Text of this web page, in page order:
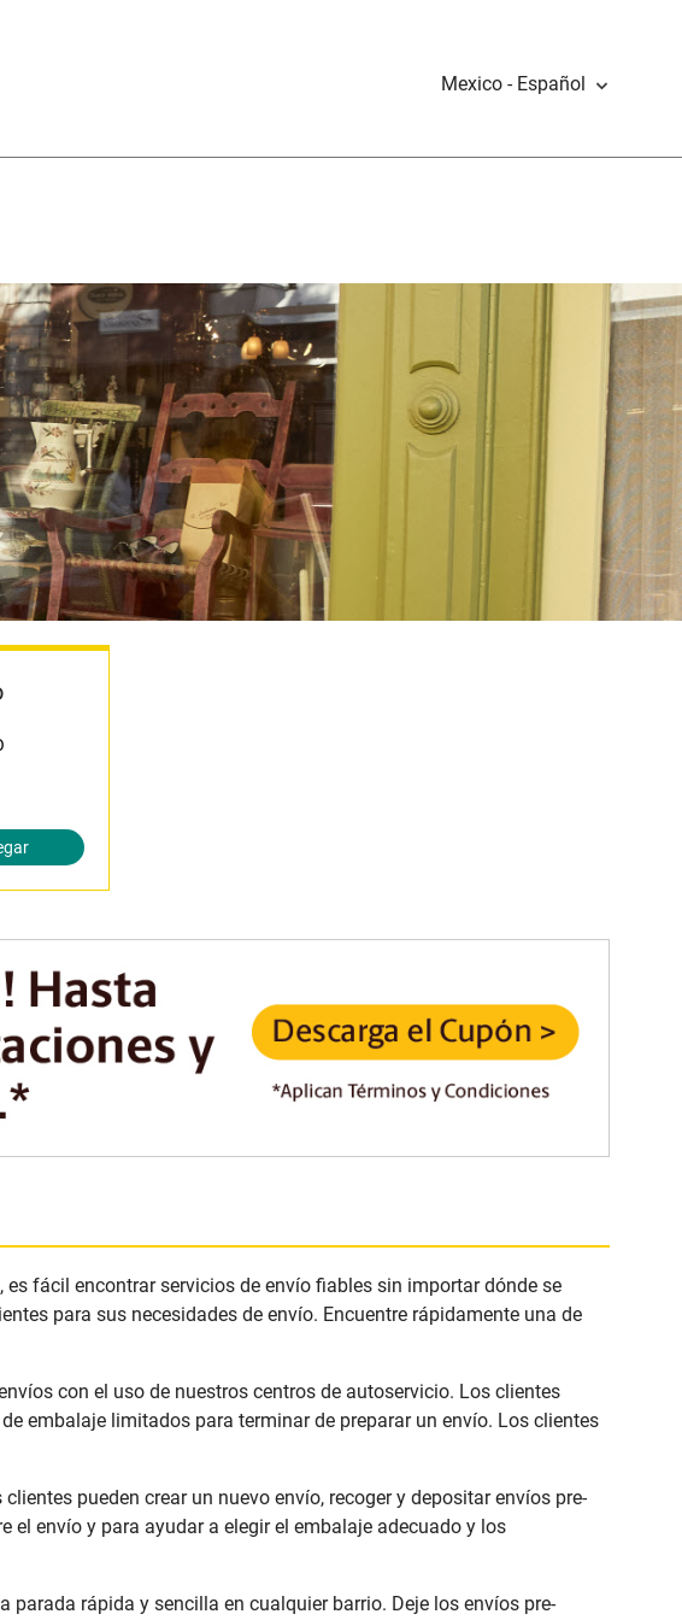
Mexico - Español
es fácil encontrar servicios de envío fiables sin importar dónde se
para sus necesidades de envío. Encuentre rápidamente una de
con el uso de nuestros centros de autoservicio. Los clientes
embalaje limitados para terminar de preparar un envío. Los clientes
pueden crear un nuevo envío, recoger y depositar envíos pre-
envío y para ayudar a elegir el embalaje adecuado y los
parada rápida y sencilla en cualquier barrio. Deje los envíos pre-